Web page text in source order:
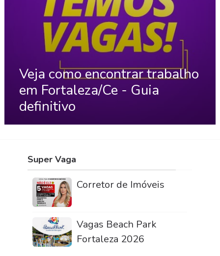
Veja como encontrar trabalho
em Fortaleza/Ce - Guia
definitivo
Super Vaga
Corretor de Imóveis
Vagas Beach Park
Fortaleza 2026